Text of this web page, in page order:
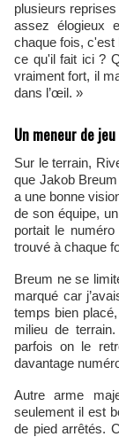
plusieurs
assez élogieux
chaque fois, c'est
ce qu'il fait ici ?
vraiment fort, il
dans l’œil. »
Un meneur de
Sur le terrain, Rivera décrit un joueur très complet : « Je trouve
que Jakob
a une bonne
de son équipe,
portait le
trouvé à chaque
Breum ne se limite pas au jeu dans le cœur du terrain : « Il m’a
marqué car
temps bien
milieu de
parfois on le
davantage
Autre arme majeure : les coups de pied arrêtés. « Non
seulement il est
de pied arrêtés.